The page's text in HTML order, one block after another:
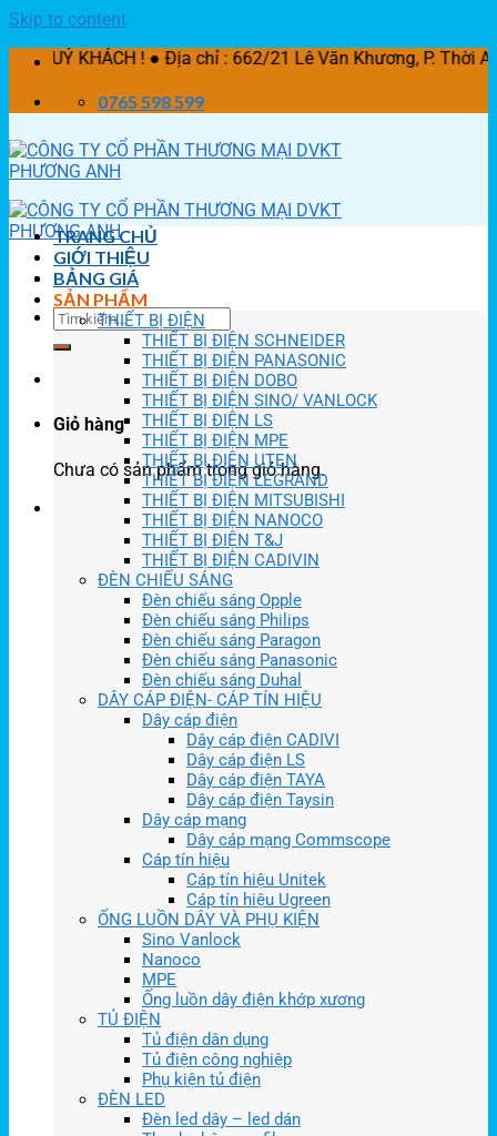
Skip to content
QUÝ KHÁCH ! ● Địa chỉ : 662/21 Lê Văn Khương, P. Thời An,
0765 598 599
Giỏ hàng
Chưa có sản phẩm trong giỏ hàng.
TRANG CHỦ
GIỚI THIỆU
BẢNG GIÁ
SẢN PHẨM
THIẾT BỊ ĐIỆN
THIẾT BỊ ĐIỆN SCHNEIDER
THIẾT BỊ ĐIỆN PANASONIC
THIẾT BỊ ĐIỆN DOBO
THIẾT BỊ ĐIỆN SINO/ VANLOCK
THIẾT BỊ ĐIỆN LS
THIẾT BỊ ĐIỆN MPE
THIẾT BỊ ĐIỆN UTEN
THIẾT BỊ ĐIỆN LEGRAND
THIẾT BỊ ĐIỆN MITSUBISHI
THIẾT BỊ ĐIỆN NANOCO
THIẾT BỊ ĐIỆN T&J
THIẾT BỊ ĐIỆN CADIVIN
ĐÈN CHIẾU SÁNG
Đèn chiếu sáng Opple
Đèn chiếu sáng Philips
Đèn chiếu sáng Paragon
Đèn chiếu sáng Panasonic
Đèn chiếu sáng Duhal
DÂY CÁP ĐIỆN- CÁP TÍN HIỆU
Dây cáp điện
Dây cáp điện CADIVI
Dây cáp điện LS
Dây cáp điện TAYA
Dây cáp điện Taysin
Dây cáp mạng
Dây cáp mạng Commscope
Cáp tín hiệu
Cáp tín hiệu Unitek
Cáp tín hiệu Ugreen
ỐNG LUỒN DÂY VÀ PHỤ KIỆN
Sino Vanlock
Nanoco
MPE
Ống luồn dây điện khớp xương
TỦ ĐIỆN
Tủ điện dân dụng
Tủ điện công nghiệp
Phụ kiện tủ điện
ĐÈN LED
Đèn led dây – led dán